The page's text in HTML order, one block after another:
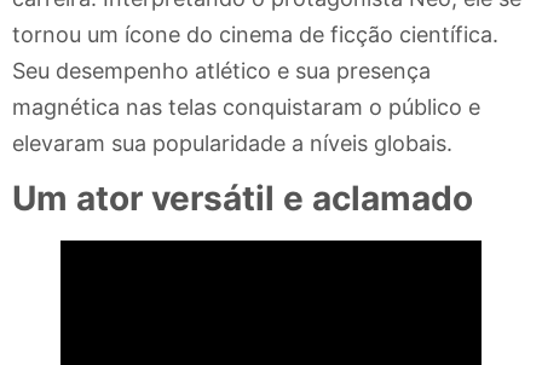
tornou um ícone do cinema de ficção científica.
Seu desempenho atlético e sua presença
magnética nas telas conquistaram o público e
elevaram sua popularidade a níveis globais.
Um ator versátil e aclamado